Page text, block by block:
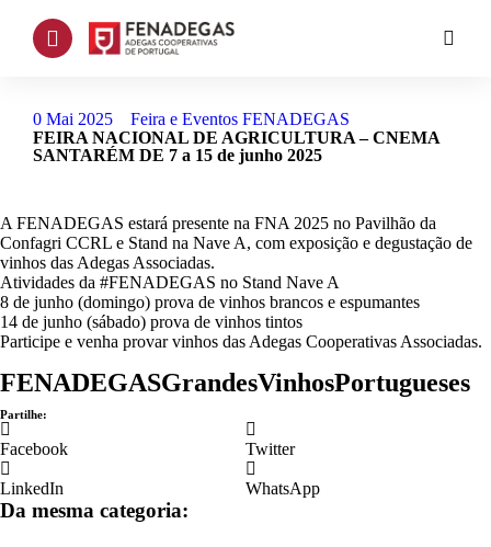
0 Mai 2025
Feira e Eventos FENADEGAS
FEIRA NACIONAL DE AGRICULTURA – CNEMA
SANTARÉM DE 7 a 15 de junho 2025
A FENADEGAS estará presente na FNA 2025 no Pavilhão da
Confagri CCRL e Stand na Nave A, com exposição e degustação de
vinhos das Adegas Associadas.
Atividades da #FENADEGAS no Stand Nave A
8 de junho (domingo) prova de vinhos brancos e espumantes
14 de junho (sábado) prova de vinhos tintos
Participe e venha provar vinhos das Adegas Cooperativas Associadas.
FENADEGASGrandesVinhosPortugueses
Partilhe:
Facebook Twitter
LinkedIn WhatsApp
Da mesma categoria: